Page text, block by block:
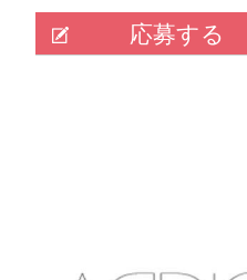
応募する